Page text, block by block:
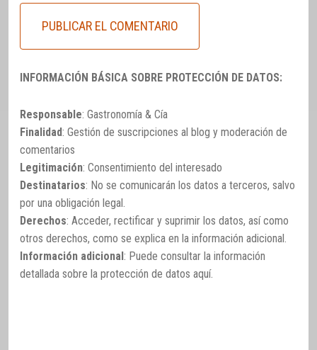
INFORMACIÓN BÁSICA SOBRE PROTECCIÓN DE DATOS:
Responsable: Gastronomía & Cía
Finalidad: Gestión de suscripciones al blog y moderación de
comentarios
Legitimación: Consentimiento del interesado
Destinatarios: No se comunicarán los datos a terceros, salvo
por una obligación legal.
Derechos: Acceder, rectificar y suprimir los datos, así como
otros derechos, como se explica en la información adicional.
Información adicional : Puede consultar la información
detallada sobre la protección de datos aquí.